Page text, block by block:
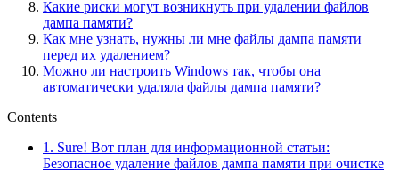
Какие риски могут возникнуть при удалении файлов
дампа памяти?
Как мне узнать, нужны ли мне файлы дампа памяти
перед их удалением?
Можно ли настроить Windows так, чтобы она
автоматически удаляла файлы дампа памяти?
Contents
1. Sure! Вот план для информационной статьи:
Безопасное удаление файлов дампа памяти при очистке